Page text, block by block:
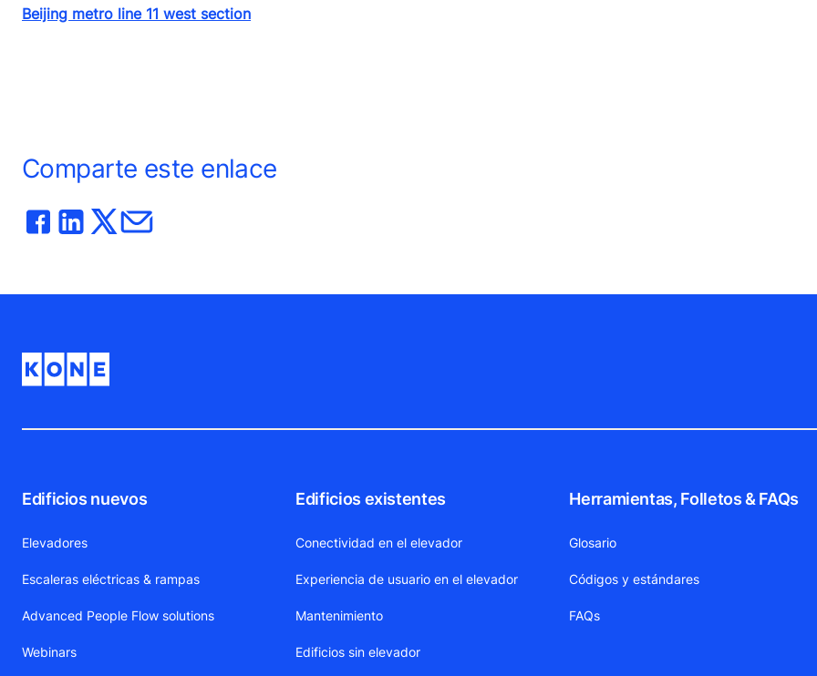
Beijing metro line 11 west section
Comparte este enlace
Edificios nuevos
Elevadores
Escaleras eléctricas & rampas
Advanced People Flow solutions
Webinars
Edificios existentes
Conectividad en el elevador
Experiencia de usuario en el elevador
Mantenimiento
Edificios sin elevador
Herramientas, Folletos & FAQs
Glosario
Códigos y estándares
FAQs